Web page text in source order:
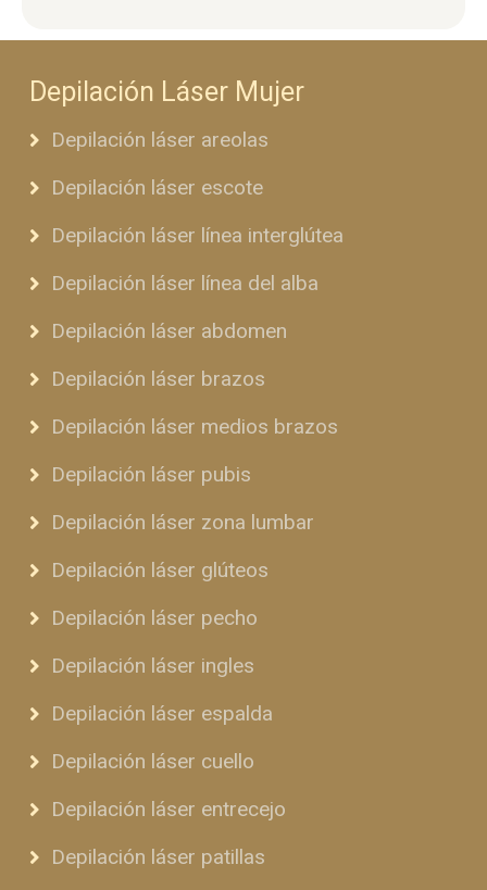
Depilación Láser Mujer
Depilación láser areolas
Depilación láser escote
Depilación láser línea interglútea
Depilación láser línea del alba
Depilación láser abdomen
Depilación láser brazos
Depilación láser medios brazos
Depilación láser pubis
Depilación láser zona lumbar
Depilación láser glúteos
Depilación láser pecho
Depilación láser ingles
Depilación láser espalda
Depilación láser cuello
Depilación láser entrecejo
Depilación láser patillas